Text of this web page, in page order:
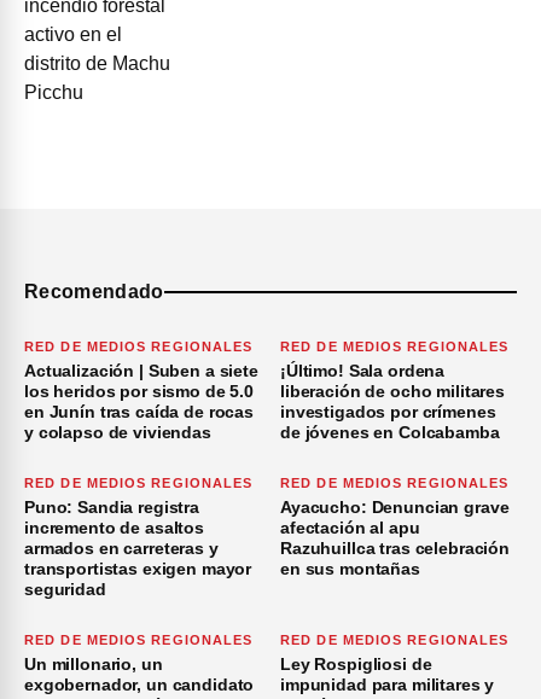
Recomendado
RED DE MEDIOS REGIONALES
Actualización | Suben a siete
los heridos por sismo de 5.0
en Junín tras caída de rocas
y colapso de viviendas
RED DE MEDIOS REGIONALES
¡Último! Sala ordena
liberación de ocho militares
investigados por crímenes
de jóvenes en Colcabamba
RED DE MEDIOS REGIONALES
Puno: Sandia registra
incremento de asaltos
armados en carreteras y
transportistas exigen mayor
seguridad
RED DE MEDIOS REGIONALES
Ayacucho: Denuncian grave
afectación al apu
Razuhuillca tras celebración
en sus montañas
RED DE MEDIOS REGIONALES
Un millonario, un
exgobernador, un candidato
RED DE MEDIOS REGIONALES
Ley Rospigliosi de
impunidad para militares y